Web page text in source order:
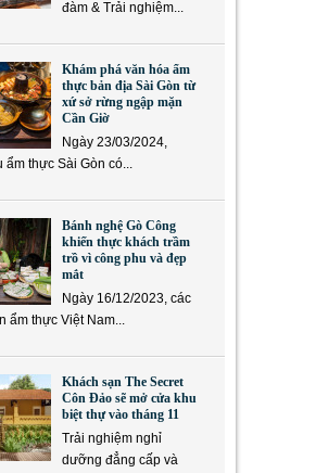
đàm & Trải nghiệm...
Khám phá văn hóa ẩm
thực bản địa Sài Gòn từ
xứ sở rừng ngập mặn
Cần Giờ
Ngày 23/03/2024,
ẩm thực Sài Gòn có...
Bánh nghệ Gò Công
khiến thực khách trầm
trồ vì công phu và đẹp
mắt
Ngày 16/12/2023, các
ẩm thực Việt Nam...
Khách sạn The Secret
Côn Đảo sẽ mở cửa khu
biệt thự vào tháng 11
Trải nghiệm nghỉ
dưỡng đẳng cấp và